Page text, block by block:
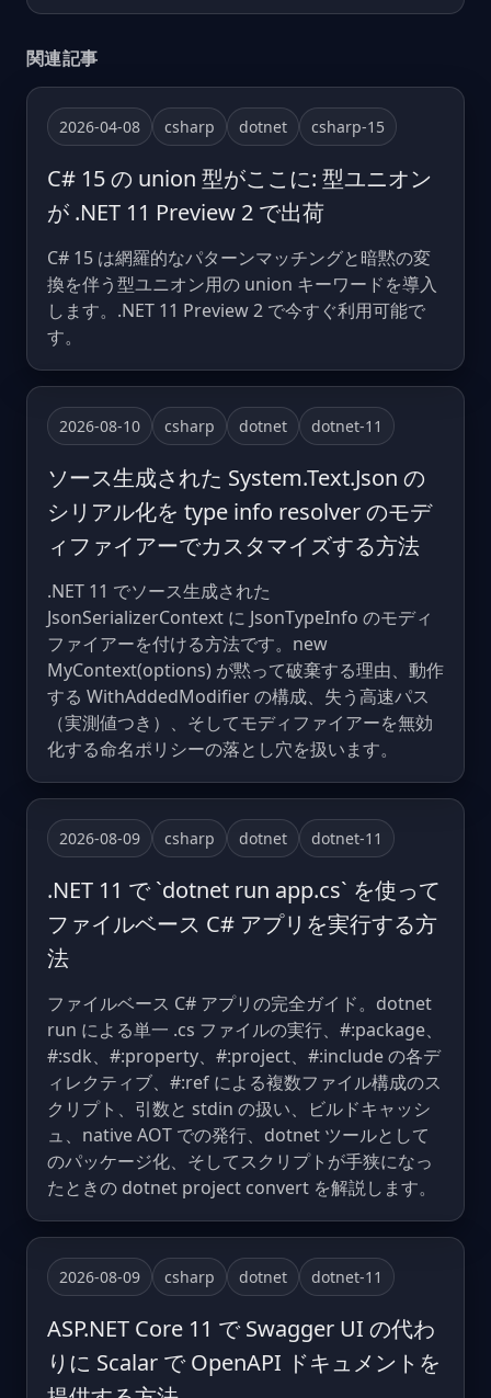
関連記事
2026-04-08 csharp dotnet csharp-15
C# 15 の union 型がここに: 型ユニオン
が .NET 11 Preview 2 で出荷
C# 15 は網羅的なパターンマッチングと暗黙の変
換を伴う型ユニオン用の union キーワードを導入
します。.NET 11 Preview 2 で今すぐ利用可能で
す。
2026-08-10 csharp dotnet dotnet-11
ソース生成された System.Text.Json の
シリアル化を type info resolver のモデ
ィファイアーでカスタマイズする方法
.NET 11 でソース生成された
JsonSerializerContext に JsonTypeInfo のモディ
ファイアーを付ける方法です。new
MyContext(options) が黙って破棄する理由、動作
する WithAddedModifier の構成、失う高速パス
（実測値つき）、そしてモディファイアーを無効
化する命名ポリシーの落とし穴を扱います。
2026-08-09 csharp dotnet dotnet-11
.NET 11 で `dotnet run app.cs` を使って
ファイルベース C# アプリを実行する方
法
ファイルベース C# アプリの完全ガイド。dotnet
run による単一 .cs ファイルの実行、#:package、
#:sdk、#:property、#:project、#:include の各デ
ィレクティブ、#:ref による複数ファイル構成のス
クリプト、引数と stdin の扱い、ビルドキャッシ
ュ、native AOT での発行、dotnet ツールとして
のパッケージ化、そしてスクリプトが手狭になっ
たときの dotnet project convert を解説します。
2026-08-09 csharp dotnet dotnet-11
ASP.NET Core 11 で Swagger UI の代わ
りに Scalar で OpenAPI ドキュメントを